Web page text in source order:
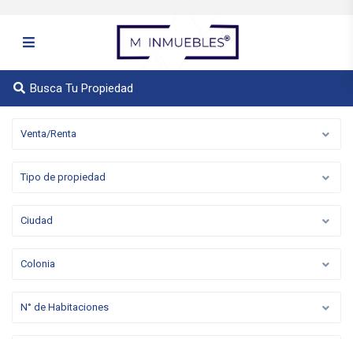
Busca Tu Propiedad
Venta/Renta
Tipo de propiedad
Ciudad
Colonia
N° de Habitaciones